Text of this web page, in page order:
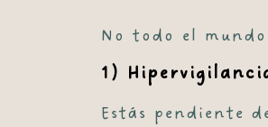
No todo el
1)
Estás pendiente